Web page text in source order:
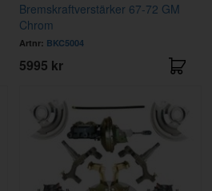
Bremskraftverstärker 67-72 GM
Chrom
Artnr: BKC5004
5995 kr